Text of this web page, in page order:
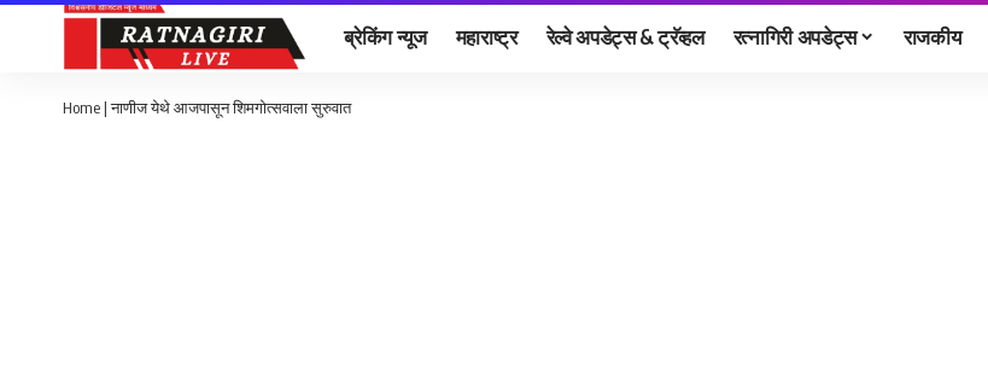
ब्रेकिंग न्यूज महाराष्ट्र रेल्वे अपडेट्स & ट्रॅव्हल रत्नागिरी अपडेट्स राजकीय
Home |नाणीज येथे आजपासून शिमगोत्सवाला सुरुवात